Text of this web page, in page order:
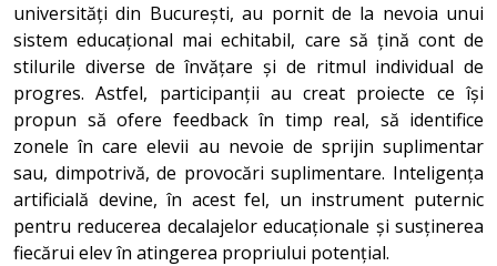
universități din București, au pornit de la nevoia unui
sistem educațional mai echitabil, care să țină cont de
stilurile diverse de învățare și de ritmul individual de
progres. Astfel, participanții au creat proiecte ce își
propun să ofere feedback în timp real, să identifice
zonele în care elevii au nevoie de sprijin suplimentar
sau, dimpotrivă, de provocări suplimentare. Inteligența
artificială devine, în acest fel, un instrument puternic
pentru reducerea decalajelor educaționale și susținerea
fiecărui elev în atingerea propriului potențial.